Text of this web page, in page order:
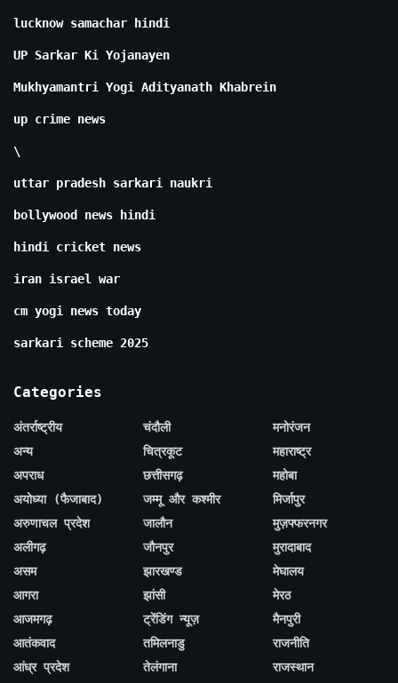
lucknow samachar hindi
UP Sarkar Ki Yojanayen
Mukhyamantri Yogi Adityanath Khabrein
up crime news
\
uttar pradesh sarkari naukri
bollywood news hindi
hindi cricket news
iran israel war
cm yogi news today
sarkari scheme 2025
Categories
अंतर्राष्ट्रीय
अन्य
अपराध
अयोध्या (फैजाबाद)
अरुणाचल प्रदेश
अलीगढ़
असम
आगरा
आजमगढ़
आतंकवाद
आंध्र प्रदेश
चंदौली
चित्रकूट
छत्तीसगढ़
जम्मू और कश्मीर
जालौन
जौनपुर
झारखण्ड
झांसी
ट्रेंडिंग न्यूज़
तमिलनाडु
तेलंगाना
मनोरंजन
महाराष्ट्र
महोबा
मिर्जापुर
मुज़फ्फरनगर
मुरादाबाद
मेघालय
मेरठ
मैनपुरी
राजनीति
राजस्थान